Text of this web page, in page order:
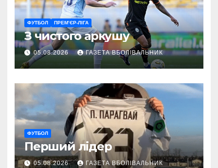
ФУТБОЛ ПРЕМ’ЄР-ЛІГА
З чистого аркушу
05.08.2026 ГАЗЕТА ВБОЛІВАЛЬНИК
ФУТБОЛ
Перший лідер
05.08.2026 ГАЗЕТА ВБОЛІВАЛЬНИК